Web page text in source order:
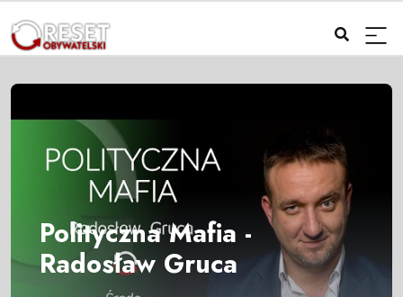
Polityczna Mafia -
Radosław Gruca